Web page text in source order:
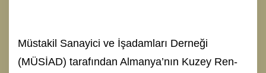
Müstakil Sanayici ve İşadamları Derneği
(MÜSİAD) tarafından Almanya’nın Kuzey Ren-